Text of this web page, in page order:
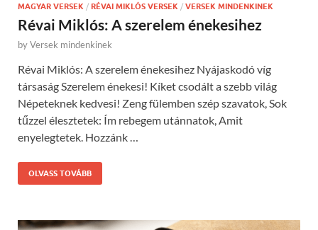
MAGYAR VERSEK / RÉVAI MIKLÓS VERSEK / VERSEK MINDENKINEK
Révai Miklós: A szerelem énekesihez
byVersek mindenkinek
Révai Miklós: A szerelem énekesihez Nyájaskodó víg
társaság Szerelem énekesi! Kíket csodált a szebb világ
Népeteknek kedvesi! Zeng fülemben szép szavatok, Sok
tűzzel élesztetek: Ím rebegem utánnatok, Amit
enyelegtetek. Hozzánk …
OLVASS TOVÁBB